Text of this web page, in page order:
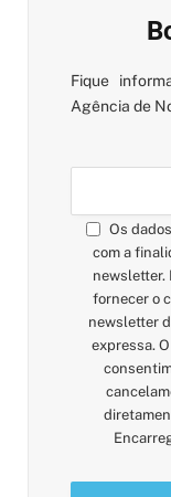
Fique
Agência de
Os
com a
newsletter.
fornecer o
newsletter
expressa.